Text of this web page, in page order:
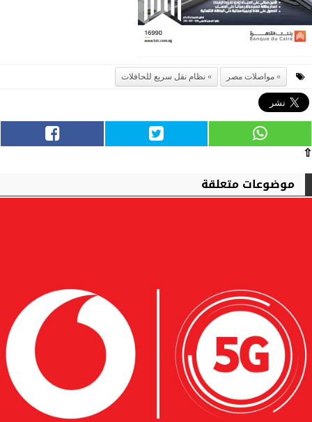
مواصلات مصر نظام نقل سريع للحافلات
⇧
موضوعات متعلقة